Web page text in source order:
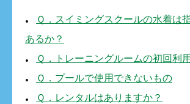
Ｑ．スイミングスクールの水着は
あるか？
Ｑ．トレーニングルームの初回利
Ｑ．プールで使用できないもの
Ｑ．レンタルはありますか？